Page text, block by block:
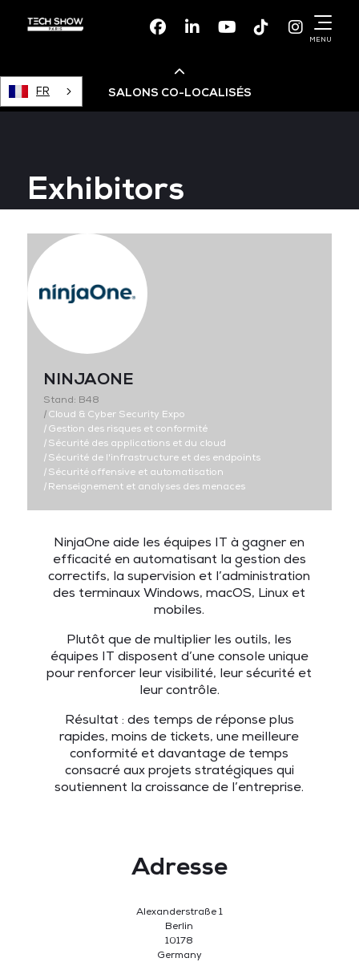
FacebookLinkedinYoutubeTikTok
MENU
FR SALONS CO-LOCALISÉS
Devops Live
Cloud & Cyber Security
Data & AI Leaders Summit
Data Centre World
Exhibitors
NINJAONE
Stand: B48
|Cloud & Cyber Security Expo
|Gestion des risques et conformité
|Sécurité des applications et du cloud
|Sécurité de l'infrastructure et des endpoints
|Sécurité offensive et automatisation
|Renseignement et analyses des menaces
NinjaOne aide les équipes IT à gagner en
efficacité en automatisant la gestion des
correctifs, la supervision et l’administration
des terminaux Windows, macOS, Linux et
mobiles.
Plutôt que de multiplier les outils, les
équipes IT disposent d’une console unique
pour renforcer leur visibilité, leur sécurité et
leur contrôle.
Résultat : des temps de réponse plus
rapides, moins de tickets, une meilleure
conformité et davantage de temps
consacré aux projets stratégiques qui
soutiennent la croissance de l’entreprise.
Adresse
Alexanderstraße 1
Berlin
10178
Germany